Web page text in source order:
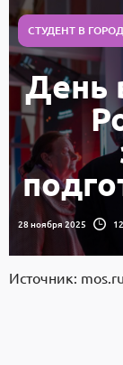
СТУДЕНТ В
День
28 ноября 2025
Источник: mos.ru